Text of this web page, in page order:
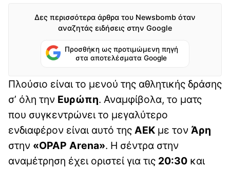
Δες περισσότερα άρθρα του Newsbomb όταν
αναζητάς ειδήσεις στην Google
Προσθήκη ως προτιμώμενη πηγή
στα αποτελέσματα Google
Πλούσιο είναι το μενού της αθλητικής δράσης
σ’ όλη την Ευρώπη. Αναμφίβολα, το ματς
που συγκεντρώνει το μεγαλύτερο
ενδιαφέρον είναι αυτό της ΑΕΚ με τον Άρη
στην «OPAP Arena». Η σέντρα στην
αναμέτρηση έχει οριστεί για τις 20:30 και